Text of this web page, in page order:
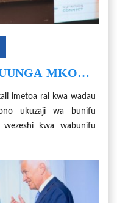
MKONO
imetoa rai kwa wadau
ukuzaji wa bunifu
kwa wabunifu